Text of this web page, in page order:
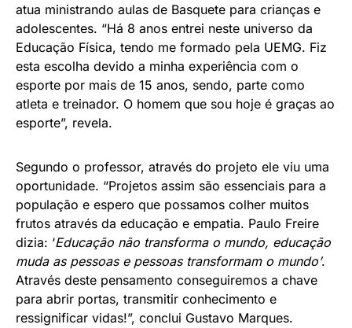
atua ministrando aulas de Basquete para crianças e
adolescentes. “Há 8 anos entrei neste universo da
Educação Física, tendo me formado pela UEMG. Fiz
esta escolha devido a minha experiência com o
esporte por mais de 15 anos, sendo, parte como
atleta e treinador. O homem que sou hoje é graças ao
esporte”, revela.
Segundo o professor, através do projeto ele viu uma
oportunidade. “Projetos assim são essenciais para a
população e espero que possamos colher muitos
frutos através da educação e empatia. Paulo Freire
dizia: ‘Educação não transforma o mundo, educação
muda as pessoas e pessoas transformam o mundo’.
Através deste pensamento conseguiremos a chave
para abrir portas, transmitir conhecimento e
ressignificar vidas!”, conclui Gustavo Marques.